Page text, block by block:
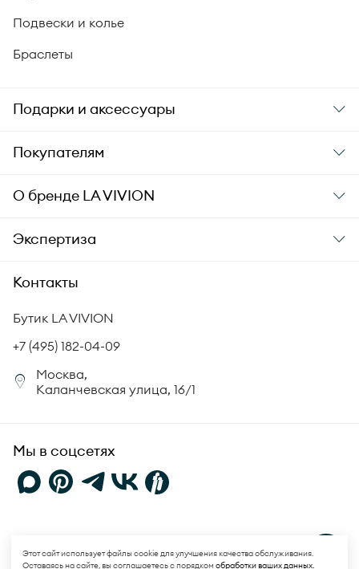
Этот сайт использует файлы cookie для улучшения качества обслуживания.
Оставаясь на сайте, вы соглашаетесь с порядком обработки ваших данных.
Подвески и колье
Браслеты
Подарки и аксессуары
Подарки
Уход за украшениями
Аксессуары
Покупателям
Заказ и оплата
Гарантия подлинности
Комплект документов
Политика возврата
Сертификация бриллиантов
Юридическая информация
О бренде LA VIVION
О компании
СМИ о нас
Корпоративный портал
Экспертиза
Академия LA VIVION
Статьи
Контакты
Бутик LA VIVION
+7 (495) 182-04-09
Москва,
Каланчевская улица, 16/1
Мы в соцсетях
иПользовательское соглашение